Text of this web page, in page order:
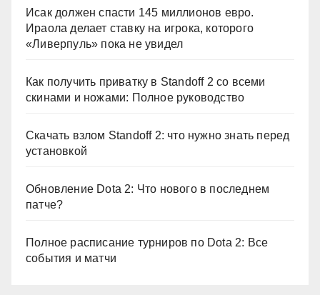
Исак должен спасти 145 миллионов евро.
Ираола делает ставку на игрока, которого
«Ливерпуль» пока не увидел
Как получить приватку в Standoff 2 со всеми
скинами и ножами: Полное руководство
Скачать взлом Standoff 2: что нужно знать перед
установкой
Обновление Dota 2: Что нового в последнем
патче?
Полное расписание турниров по Dota 2: Все
события и матчи